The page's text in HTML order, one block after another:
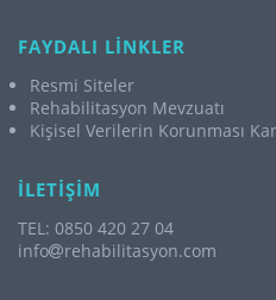
FAYDALI LİNKLER
Resmi Siteler
Rehabilitasyon Mevzuatı
Kişisel Verilerin Korunması
İLETİŞİM
TEL: 0850 420 27 04
info
rehabilitasyon.com